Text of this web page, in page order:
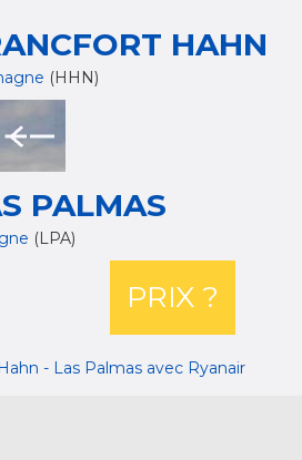
HAHN
(HHN)
PALMAS
(LPA)
PRIX ?
- Las Palmas avec Ryanair